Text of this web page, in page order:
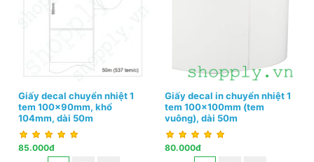
Giấy decal chuyển nhiệt 1
tem 100x90mm, khổ
104mm, dài 50m
85.000đ
Giấy decal in chuyển nhiệt 1
tem 100x100mm (tem
vuông), dài 50m
80.000đ